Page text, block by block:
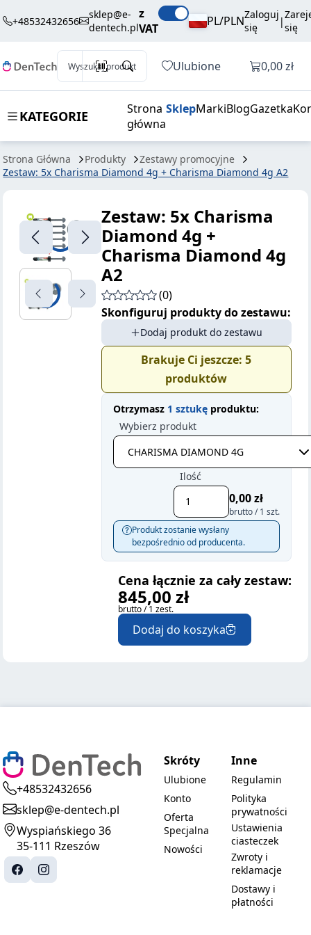
+48532432656
sklep@e-
dentech.pl
z
VAT
PL/PLNZaloguj
się
|się
Wyszukaj produkt Ulubione Otwórz
0,00 zł
KATEGORIE
Strona
główna
SklepMarkiBlogGazetka
Strona Główna Produkty
Zestawy promocyjne
Zestaw: 5x Charisma Diamond 4g + Charisma Diamond 4g A2
Zestaw: 5x Charisma
Diamond 4g +
Charisma Diamond 4g
A2
(0)
Skonfiguruj produkty do zestawu:
Dodaj produkt do zestawu
Brakuje Ci jeszcze:5
produktów
Otrzymasz 1 sztukęproduktu:
Wybierz produkt
Ilość
0,00 zł
brutto / 1 szt.
Produkt zostanie wysłany
bezpośrednio od producenta.
Cena łącznie za cały zestaw:
845,00 zł
brutto / 1 zest.
Dodaj do koszyka
+48532432656
sklep@e-dentech.pl
Wyspiańskiego 36
35-111 Rzeszów
Skróty
Ulubione
Konto
Oferta
Specjalna
Nowości
Inne
Regulamin
Polityka
prywatności
Ustawienia
ciasteczek
Zwroty i
reklamacje
Dostawy i
płatności